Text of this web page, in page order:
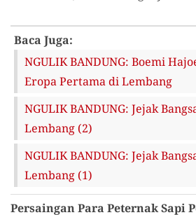
Baca Juga:
NGULIK BANDUNG: Boemi
Eropa Pertama di Lembang
NGULIK BANDUNG: Jejak
Lembang (2)
NGULIK BANDUNG: Jejak
Lembang (1)
Persaingan Para Peternak Sapi